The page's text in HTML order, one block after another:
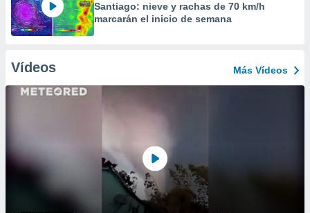
Santiago: nieve y rachas de 70 km/h
marcarán el inicio de semana
Vídeos Más Vídeos